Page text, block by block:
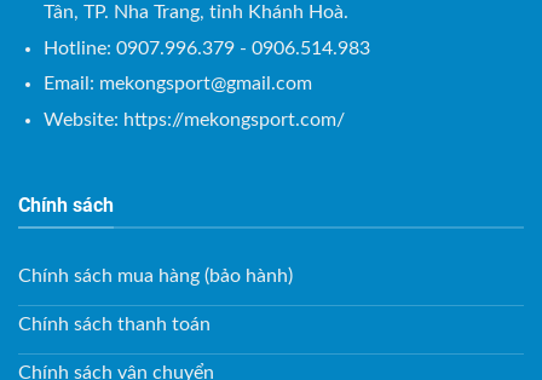
Tân, TP. Nha Trang, tỉnh Khánh Hoà.
Hotline: 0907.996.379 - 0906.514.983
Email: mekongsport@gmail.com
Website: https://mekongsport.com/
Chính sách
Chính sách mua hàng (bảo hành)
Chính sách thanh toán
Chính sách vận chuyển